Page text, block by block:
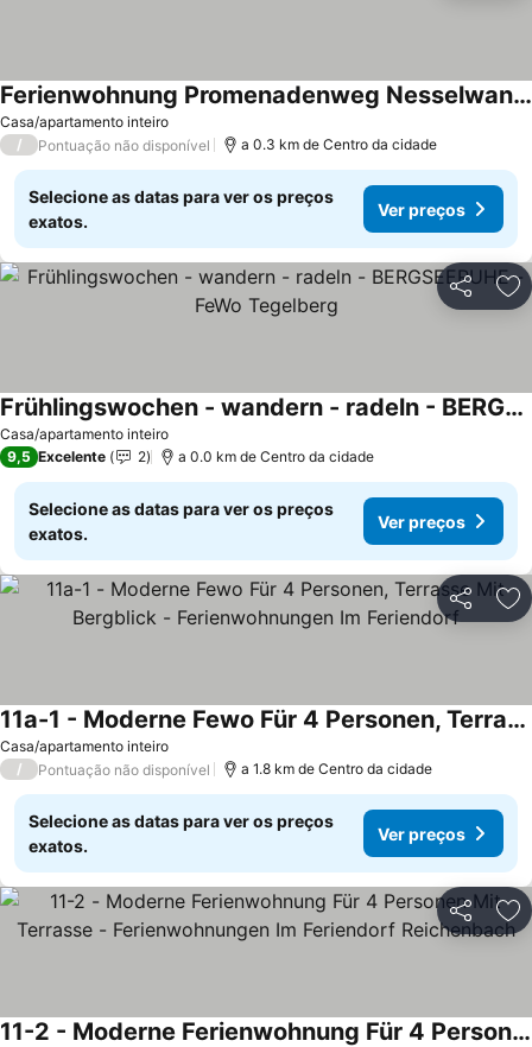
Casa/apartamento inteiro
Ferienwohnung Promenadenweg Nesselwang 14-8
/ Pontuação não disponível a 0.3 km de Centro da cidade
Selecione as datas para ver os preços
exatos.
Ver preços
Partilhar
Casa/apartamento inteiro
Frühlingswochen - wandern - radeln - BERGSEERUHE - FeWo Tegelberg
9,5 Excelente 2 a 0.0 km de Centro da cidade
Selecione as datas para ver os preços
exatos.
Ver preços
Partilhar
Casa/apartamento inteiro
11a-1 - Moderne Fewo Für 4 Personen, Terrasse Mit Bergblick - Ferienwohnungen Im Feriendorf
/ Pontuação não disponível a 1.8 km de Centro da cidade
Selecione as datas para ver os preços
exatos.
Ver preços
Partilhar
11-2 - Moderne Ferienwohnung Für 4 Personen Mit Terrasse - Ferienwohnungen Im Feriendorf Reichenbach